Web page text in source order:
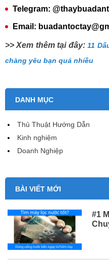
Telegram:
Email:
>> Xem thêm tại đây:11
chàng yêu bạn quá nhiều
DANH MỤC
Thủ Thuật Hướng Dẫn
Kinh nghiệm
Doanh Nghiệp
BÀI VIẾT MỚI
#1